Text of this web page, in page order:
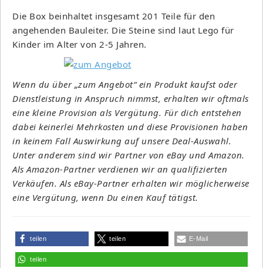
Die Box beinhaltet insgesamt 201 Teile für den
angehenden Bauleiter. Die Steine sind laut Lego für
Kinder im Alter von 2-5 Jahren.
Wenn du über „zum Angebot“ ein Produkt kaufst oder
Dienstleistung in Anspruch nimmst, erhalten wir oftmals
eine kleine Provision als Vergütung. Für dich entstehen
dabei keinerlei Mehrkosten und diese Provisionen haben
in keinem Fall Auswirkung auf unsere Deal-Auswahl.
Unter anderem sind wir Partner von eBay und Amazon.
Als Amazon-Partner verdienen wir an qualifizierten
Verkäufen. Als eBay-Partner erhalten wir möglicherweise
eine Vergütung, wenn Du einen Kauf tätigst.
teilen teilen E-Mail
teilen